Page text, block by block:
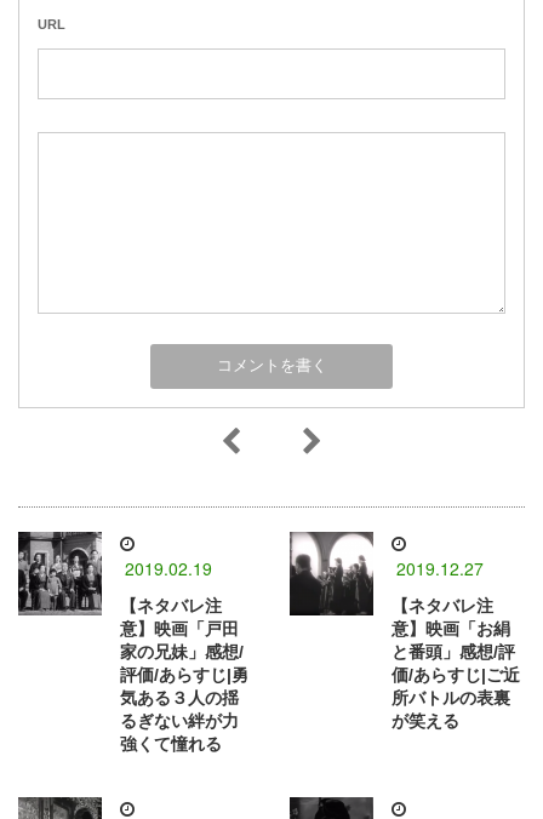
URL
2019.02.19
【ネタバレ注
意】映画「戸田
家の兄妹」感想/
評価/あらすじ|勇
気ある３人の揺
るぎない絆が力
強くて憧れる
2019.12.27
【ネタバレ注
意】映画「お絹
と番頭」感想/評
価/あらすじ|ご近
所バトルの表裏
が笑える